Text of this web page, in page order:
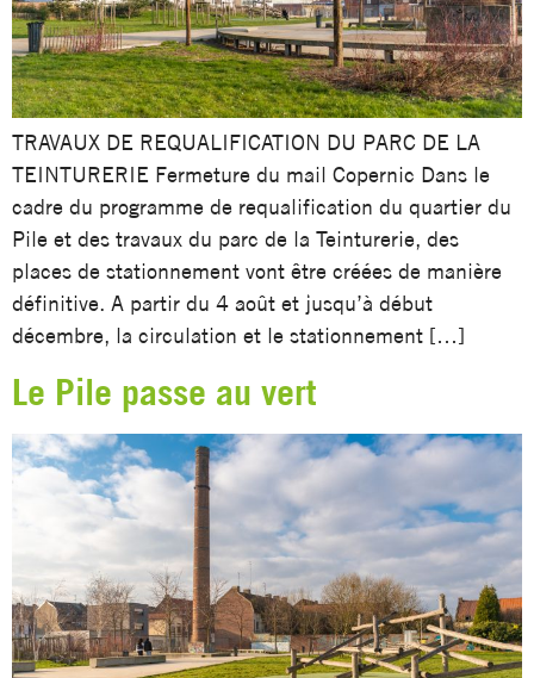
TRAVAUX DE REQUALIFICATION DU PARC DE LA
TEINTURERIE Fermeture du mail Copernic Dans le
cadre du programme de requalification du quartier du
Pile et des travaux du parc de la Teinturerie, des
places de stationnement vont être créées de manière
définitive. A partir du 4 août et jusqu’à début
décembre, la circulation et le stationnement […]
Le Pile passe au vert